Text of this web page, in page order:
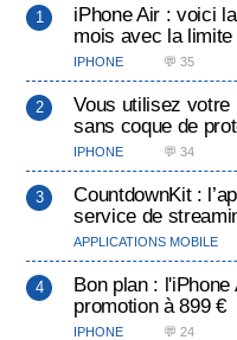
iPhone Air : voici
mois avec la limite
IPHONE 💬 35
Vous utilisez votre
sans coque de
IPHONE 💬 34
CountdownKit :
service de
APPLICATIONS MOBILE
Bon plan :
promotion à 899 €
IPHONE 💬 24